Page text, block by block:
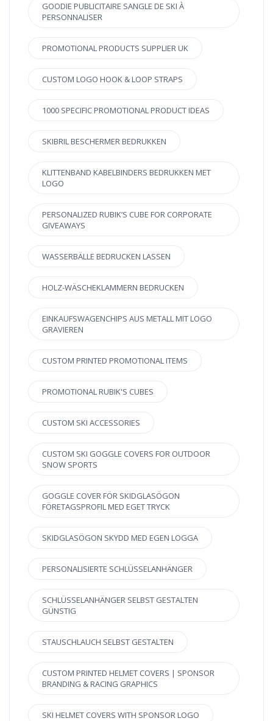
GOODIE PUBLICITAIRE SANGLE DE SKI À
PERSONNALISER
PROMOTIONAL PRODUCTS SUPPLIER UK
CUSTOM LOGO HOOK & LOOP STRAPS
1000 SPECIFIC PROMOTIONAL PRODUCT IDEAS
SKIBRIL BESCHERMER BEDRUKKEN
KLITTENBAND KABELBINDERS BEDRUKKEN MET
LOGO
PERSONALIZED RUBIK’S CUBE FOR CORPORATE
GIVEAWAYS
WASSERBÄLLE BEDRUCKEN LASSEN
HOLZ-WÄSCHEKLAMMERN BEDRUCKEN
EINKAUFSWAGENCHIPS AUS METALL MIT LOGO
GRAVIEREN
CUSTOM PRINTED PROMOTIONAL ITEMS
PROMOTIONAL RUBIK'S CUBES
CUSTOM SKI ACCESSORIES
CUSTOM SKI GOGGLE COVERS FOR OUTDOOR
SNOW SPORTS
GOGGLE COVER FÖR SKIDGLASÖGON
FÖRETAGSPROFIL MED EGET TRYCK
SKIDGLASÖGON SKYDD MED EGEN LOGGA
PERSONALISIERTE SCHLÜSSELANHÄNGER
SCHLÜSSELANHÄNGER SELBST GESTALTEN
GÜNSTIG
STAUSCHLAUCH SELBST GESTALTEN
CUSTOM PRINTED HELMET COVERS | SPONSOR
BRANDING & RACING GRAPHICS
SKI HELMET COVERS WITH SPONSOR LOGO